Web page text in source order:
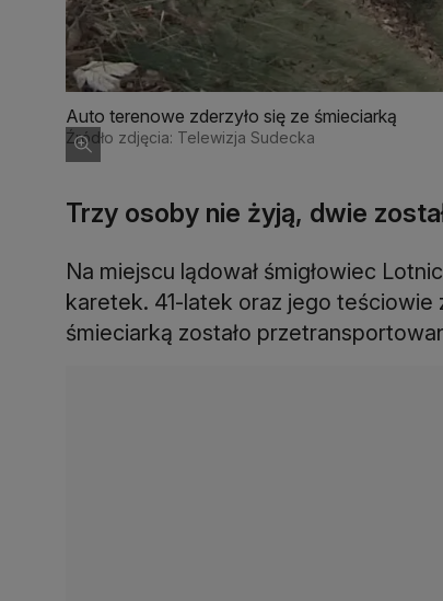
Auto terenowe zderzyło się ze śmieciarką
Źródło zdjęcia: Telewizja Sudecka
Trzy osoby nie żyją, dwie
Na miejscu lądował śmigłowiec
karetek. 41-latek oraz jego teściowie
śmieciarką zostało